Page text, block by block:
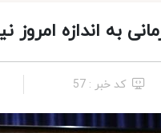
به اندازه امروز
کد خبر : 57